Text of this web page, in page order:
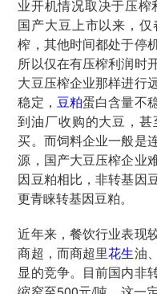
业开机情况取决于压
国产大豆上市以来，
榨，其他时间都处于停
所以仅在有压榨利润时
大豆压榨企业那样进行
稳定， 豆粕蛋白含量不
到油厂收购的大豆，
买。而饲料企业一般是
源，国产大豆压榨企业
因豆粕相比，非转基因
更青睐转基因豆粕。
近年来，餐饮行业表现
商超，而商超里花生油
显的竞争。目前国内非